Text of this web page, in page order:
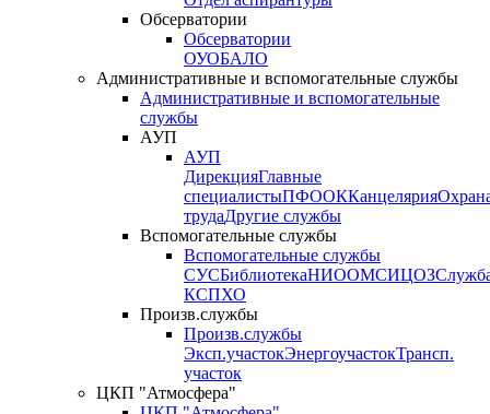
Обсерватории
Обсерватории
ОУОБАЛО
Административные и вспомогательные службы
Административные и вспомогательные
службы
АУП
АУП
ДирекцияГлавные
специалистыПФООККанцелярия
трудаДругие службы
Вспомогательные службы
Вспомогательные службы
СУСБиблиотекаНИООМСИЦОЗ
КСПХО
Произв.службы
Произв.службы
Эксп.участокЭнергоучастокТрансп.
участок
ЦКП "Атмосфера"